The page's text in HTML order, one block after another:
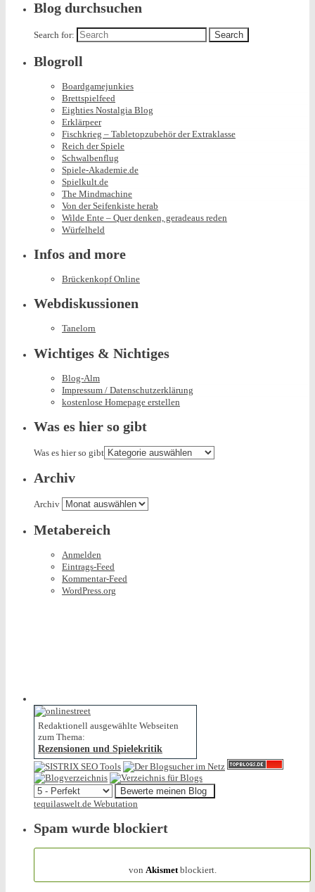
Blog durchsuchen
Search for:
Blogroll
Boardgamejunkies
Brettspielfeed
Eighties Nostalgia Blog
Erklärpeer
Fischkrieg – Tabletopzubehör der Extraklasse
Reich der Spiele
Schwalbenflug
Spiele-Akademie.de
Spielkult.de
The Mindmachine
Von der Seifenkiste herab
Wilde Ente – Quer denken, geradeaus reden
Würfelheld
Infos and more
Brückenkopf Online
Webdiskussionen
Tanelorn
Wichtiges & Nichtiges
Blog-Alm
Impressum / Datenschutzerklärung
kostenlose Homepage erstellen
Was es hier so gibt
Was es hier so gibt
Archiv
Archiv
Metabereich
Anmelden
Eintrags-Feed
Kommentar-Feed
WordPress.org
Redaktionell ausgewählte Webseiten
zum Thema:
Rezensionen und Spielekritik
tequilaswelt.de Webutation
Spam wurde blockiert
von Akismetblockiert.